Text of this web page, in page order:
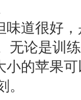
味道很好
无论是训
小的苹果